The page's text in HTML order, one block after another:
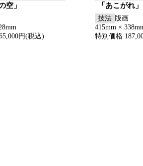
空」
円(税込)
「あこがれ」
技法 版画
415mm ×
特別価格